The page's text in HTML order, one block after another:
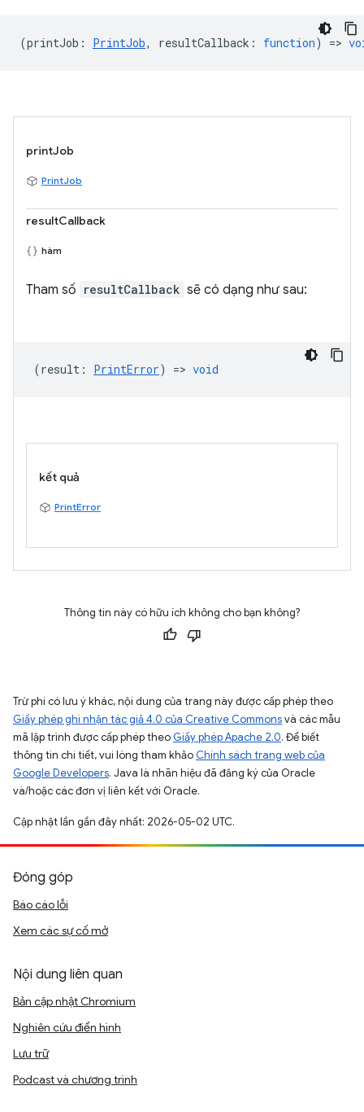
(printJob : PrintJob, resultCallback : function) =>
printJob
PrintJob
resultCallback
hàm
Tham số resultCallback sẽ có dạng như sau:
(result : PrintError) => void
kết quả
PrintError
Thông tin này có hữu ích không cho bạn không?
Trừ phi có lưu ý khác, nội dung của trang này được cấp phép theo
Giấy phép ghi nhận tác giả 4.0 của Creative Commonsvà các mẫu
mã lập trình được cấp phép theo Giấy phép Apache 2.0. Để biết
thông tin chi tiết, vui lòng tham khảo Chính sách trang web của
Google Developers. Java là nhãn hiệu đã đăng ký của Oracle
và/hoặc các đơn vị liên kết với Oracle.
Cập nhật lần gần đây nhất: 2026-05-02 UTC.
Đóng góp
Báo cáo lỗi
Xem các sự cố mở
Nội dung liên quan
Bản cập nhật Chromium
Nghiên cứu điển hình
Lưu trữ
Podcast và chương trình